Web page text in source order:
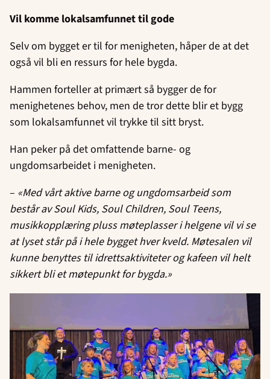
Vil komme lokalsamfunnet til gode
Selv om bygget er til for menigheten, håper de at det
også vil bli en ressurs for hele bygda.
Hammen forteller at primært så bygger de for
menighetenes behov, men de tror dette blir et bygg
som lokalsamfunnet vil trykke til sitt bryst.
Han peker på det omfattende barne- og
ungdomsarbeidet i menigheten.
– «Med vårt aktive barne og ungdomsarbeid som
består av Soul Kids, Soul Children, Soul Teens,
musikkopplæring pluss møteplasser i helgene vil vi se
at lyset står på i hele bygget hver kveld. Møtesalen vil
kunne benyttes til idrettsaktiviteter og kafeen vil helt
sikkert bli et møtepunkt for bygda.»